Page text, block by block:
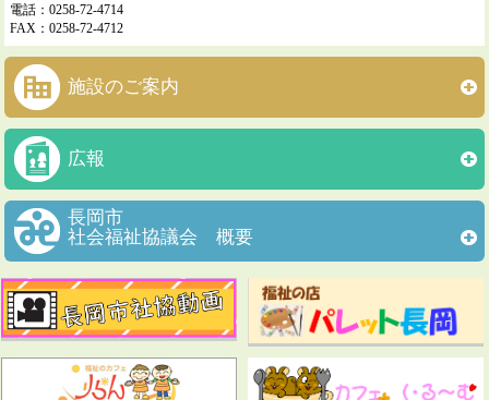
電話：0258-72-4714
FAX：0258-72-4712
施設のご案内
広報
長岡市
社会福祉協議会 概要